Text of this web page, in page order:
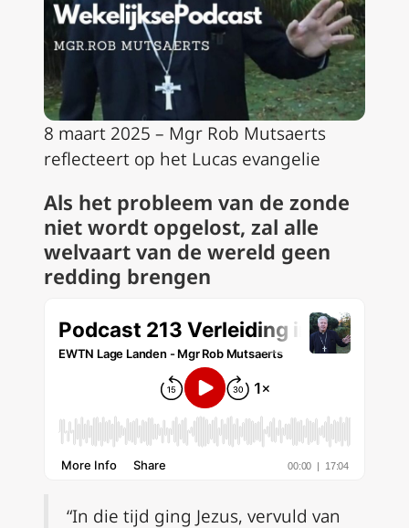
8 maart 2025 – Mgr Rob Mutsaerts
reflecteert op het Lucas evangelie
Als het probleem van de zonde
niet wordt opgelost, zal alle
welvaart van de wereld geen
redding brengen
“In die tijd ging Jezus, vervuld van